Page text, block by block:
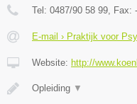
Tel: 0487/90 58 99, Fax: -
E-mail › Praktijk voor
Website: http://
Opleiding ▼